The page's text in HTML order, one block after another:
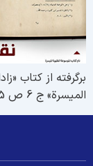
ج 6 ص 65